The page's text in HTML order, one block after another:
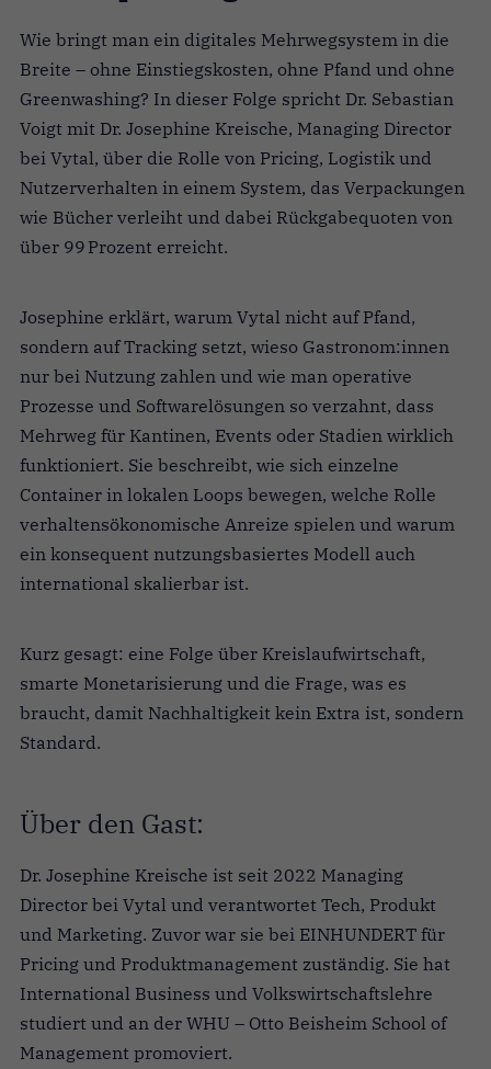
Wie bringt man ein digitales Mehrwegsystem in die
Breite – ohne Einstiegskosten, ohne Pfand und ohne
Greenwashing? In dieser Folge spricht Dr. Sebastian
Voigt mit Dr. Josephine Kreische, Managing Director
bei Vytal, über die Rolle von Pricing, Logistik und
Nutzerverhalten in einem System, das Verpackungen
wie Bücher verleiht und dabei Rückgabequoten von
über 99 Prozent erreicht.
Josephine erklärt, warum Vytal nicht auf Pfand,
sondern auf Tracking setzt, wieso Gastronom:innen
nur bei Nutzung zahlen und wie man operative
Prozesse und Softwarelösungen so verzahnt, dass
Mehrweg für Kantinen, Events oder Stadien wirklich
funktioniert. Sie beschreibt, wie sich einzelne
Container in lokalen Loops bewegen, welche Rolle
verhaltensökonomische Anreize spielen und warum
ein konsequent nutzungsbasiertes Modell auch
international skalierbar ist.
Kurz gesagt: eine Folge über Kreislaufwirtschaft,
smarte Monetarisierung und die Frage, was es
braucht, damit Nachhaltigkeit kein Extra ist, sondern
Standard.
Über den Gast:
Dr. Josephine Kreische ist seit 2022 Managing
Director bei Vytal und verantwortet Tech, Produkt
und Marketing. Zuvor war sie bei EINHUNDERT für
Pricing und Produktmanagement zuständig. Sie hat
International Business und Volkswirtschaftslehre
studiert und an der WHU – Otto Beisheim School of
Management promoviert.